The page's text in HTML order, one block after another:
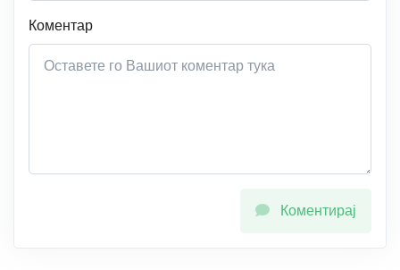
Коментар
Коментирај